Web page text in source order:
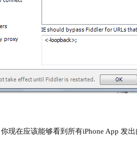
现在应该能够看到所有iPhone App 发